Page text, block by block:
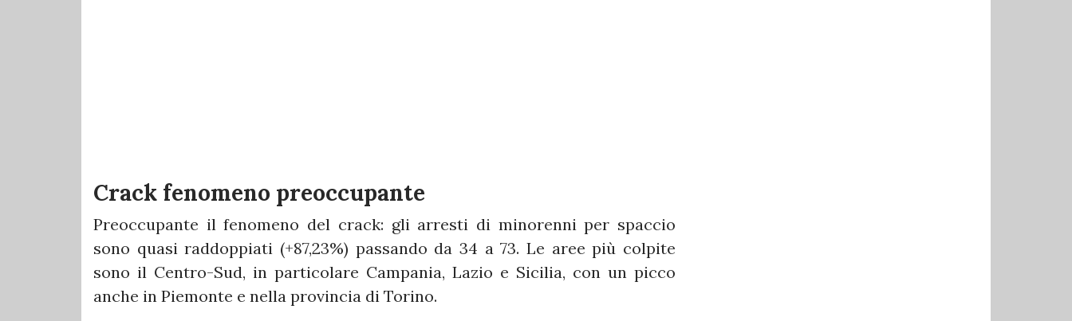
Crack fenomeno preoccupante
Preoccupante il fenomeno del crack: gli arresti di minorenni per spaccio
sono quasi raddoppiati (+87,23%) passando da 34 a 73. Le aree più colpite
sono il Centro-Sud, in particolare Campania, Lazio e Sicilia, con un picco
anche in Piemonte e nella provincia di Torino.